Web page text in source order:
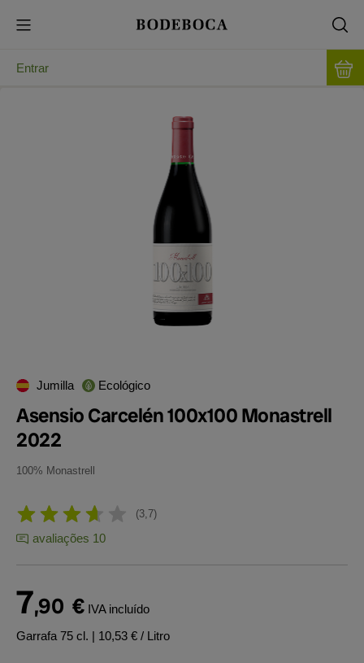
Entrar
Jumilla Ecológico
Asensio Carcelén 100x100 Monastrell
2022
100% Monastrell
3,7
avaliações 10
7,90 € IVA incluído
Garrafa 75 cl. | 10,53 € / Litro